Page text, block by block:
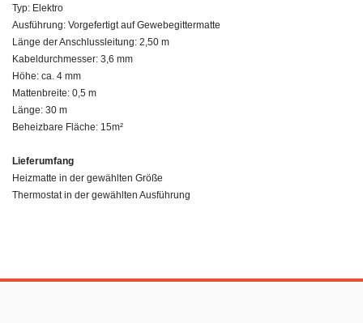
Typ: Elektro
Ausführung: Vorgefertigt auf Gewebegittermatte
Länge der Anschlussleitung: 2,50 m
Kabeldurchmesser: 3,6 mm
Höhe: ca. 4 mm
Mattenbreite: 0,5 m
Länge: 30 m
Beheizbare Fläche: 15m²
Lieferumfang
Heizmatte in der gewählten Größe
Thermostat in der gewählten Ausführung